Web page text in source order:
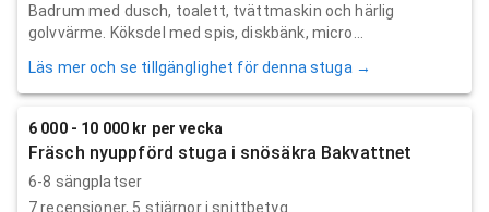
Badrum med dusch, toalett, tvättmaskin och härlig
golvvärme. Köksdel med spis, diskbänk, micro...
Läs mer och se tillgänglighet för denna stuga →
6 000 - 10 000 kr per vecka
Fräsch nyuppförd stuga i snösäkra Bakvattnet
6-8 sängplatser
7recensioner, 5 stjärnor i snittbetyg